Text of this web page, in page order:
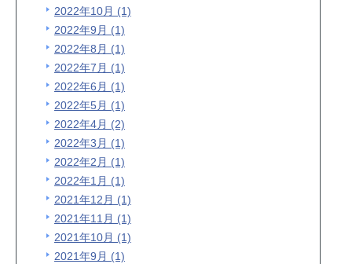
2022年10月 (1)
2022年9月 (1)
2022年8月 (1)
2022年7月 (1)
2022年6月 (1)
2022年5月 (1)
2022年4月 (2)
2022年3月 (1)
2022年2月 (1)
2022年1月 (1)
2021年12月 (1)
2021年11月 (1)
2021年10月 (1)
2021年9月 (1)